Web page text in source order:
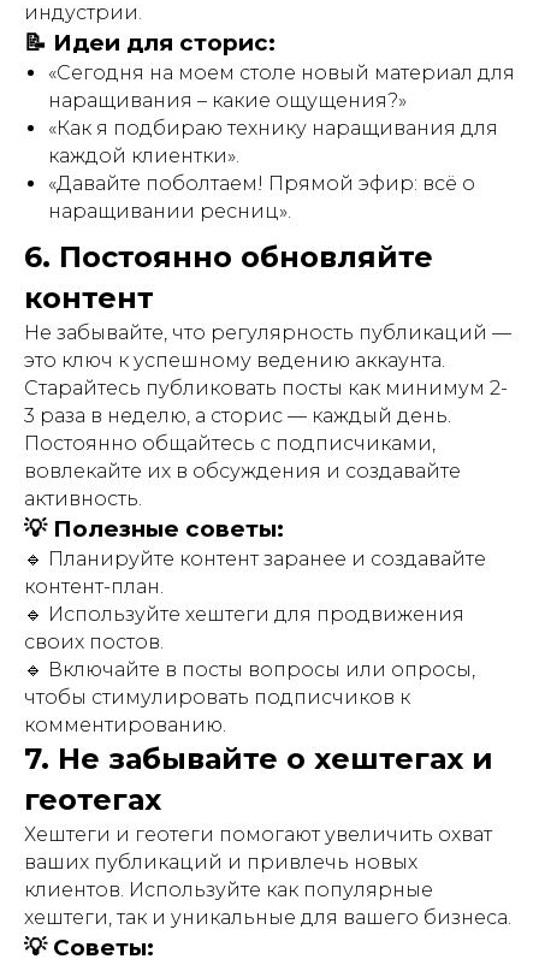
индустрии.
📝 Идеи для сторис:
«Сегодня на моем столе новый материал для
наращивания – какие ощущения?»
«Как я подбираю технику наращивания для
каждой клиентки».
«Давайте поболтаем! Прямой эфир: всё о
наращивании ресниц».
6. Постоянно обновляйте
контент
Не забывайте, что регулярность публикаций —
это ключ к успешному ведению аккаунта.
Старайтесь публиковать посты как минимум 2-
3 раза в неделю, а сторис — каждый день.
Постоянно общайтесь с подписчиками,
вовлекайте их в обсуждения и создавайте
активность.
💡 Полезные советы:
🔹 Планируйте контент заранее и создавайте
контент-план.
🔹 Используйте хештеги для продвижения
своих постов.
🔹 Включайте в посты вопросы или опросы,
чтобы стимулировать подписчиков к
комментированию.
7. Не забывайте о хештегах и
геотегах
Хештеги и геотеги помогают увеличить охват
ваших публикаций и привлечь новых
клиентов. Используйте как популярные
хештеги, так и уникальные для вашего бизнеса.
💡 Советы: